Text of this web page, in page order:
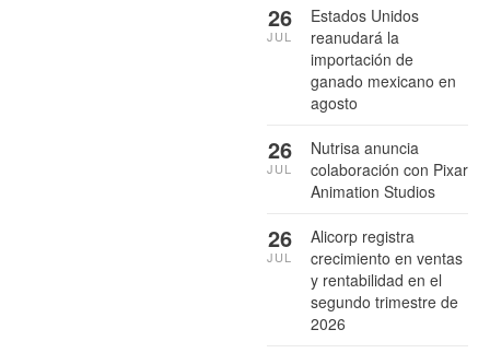
Estados Unidos
reanudará la
importación de
ganado mexicano en
agosto
26
JUL
Nutrisa anuncia
colaboración con Pixar
Animation Studios
26
JUL
Alicorp registra
crecimiento en ventas
y rentabilidad en el
segundo trimestre de
2026
26
JUL